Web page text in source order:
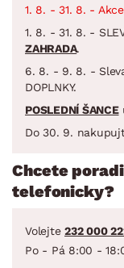
1. 8. - 31. 8. -
1. 8. - 31. 8. -
ZAHRADA.
6. 8. - 9. 8. -
DOPLNKY.
POSLEDNÍ ŠANCE
Do 30. 9.
Chcete
telefonicky?
Volejte 232 000
Po - Pá 8:00 -